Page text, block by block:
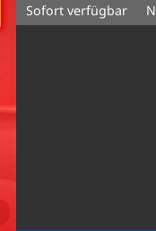
sofort verfügbar